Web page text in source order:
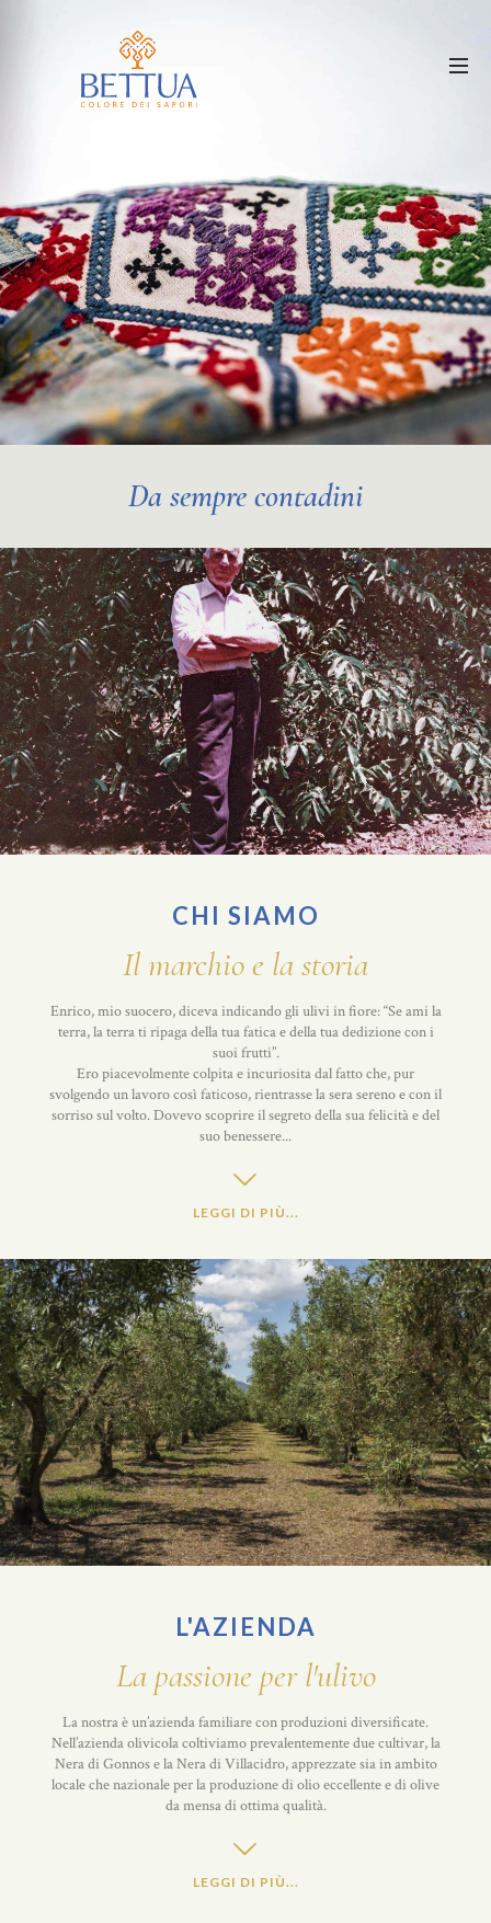
Da sempre contadini
CHI SIAMO
Il marchio e la storia
Enrico, mio suocero, diceva indicando gli ulivi in fiore: “Se ami la
terra, la terra ti ripaga della tua fatica e della tua dedizione con i
suoi frutti”.
Ero piacevolmente colpita e incuriosita dal fatto che, pur
svolgendo un lavoro così faticoso, rientrasse la sera sereno e con il
sorriso sul volto. Dovevo scoprire il segreto della sua felicità e del
suo benessere...
LEGGI DI PIÙ...
L'AZIENDA
La passione per l'ulivo
La nostra è un’azienda familiare con produzioni diversificate.
Nell’azienda olivicola coltiviamo prevalentemente due cultivar, la
Nera di Gonnos e la Nera di Villacidro, apprezzate sia in ambito
locale che nazionale per la produzione di olio eccellente e di olive
da mensa di ottima qualità.
LEGGI DI PIÙ...